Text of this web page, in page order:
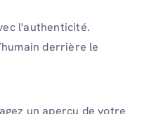
l'authenticité.
derrière le